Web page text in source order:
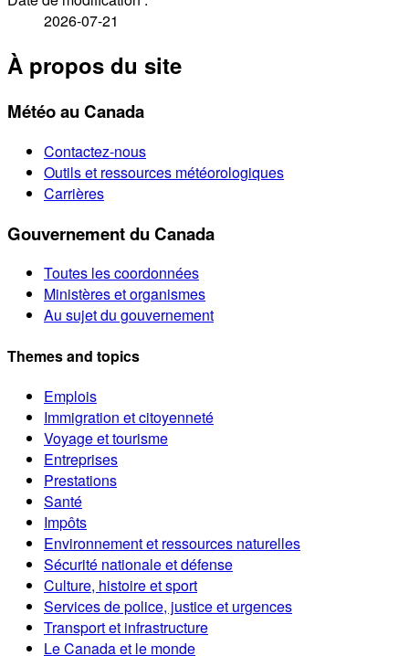
2026-07-21
À propos du site
Météo au Canada
Contactez-nous
Outils et ressources météorologiques
Carrières
Gouvernement du Canada
Toutes les coordonnées
Ministères et organismes
Au sujet du gouvernement
Themes and topics
Emplois
Immigration et citoyenneté
Voyage et tourisme
Entreprises
Prestations
Santé
Impôts
Environnement et ressources naturelles
Sécurité nationale et défense
Culture, histoire et sport
Services de police, justice et urgences
Transport et infrastructure
Le Canada et le monde